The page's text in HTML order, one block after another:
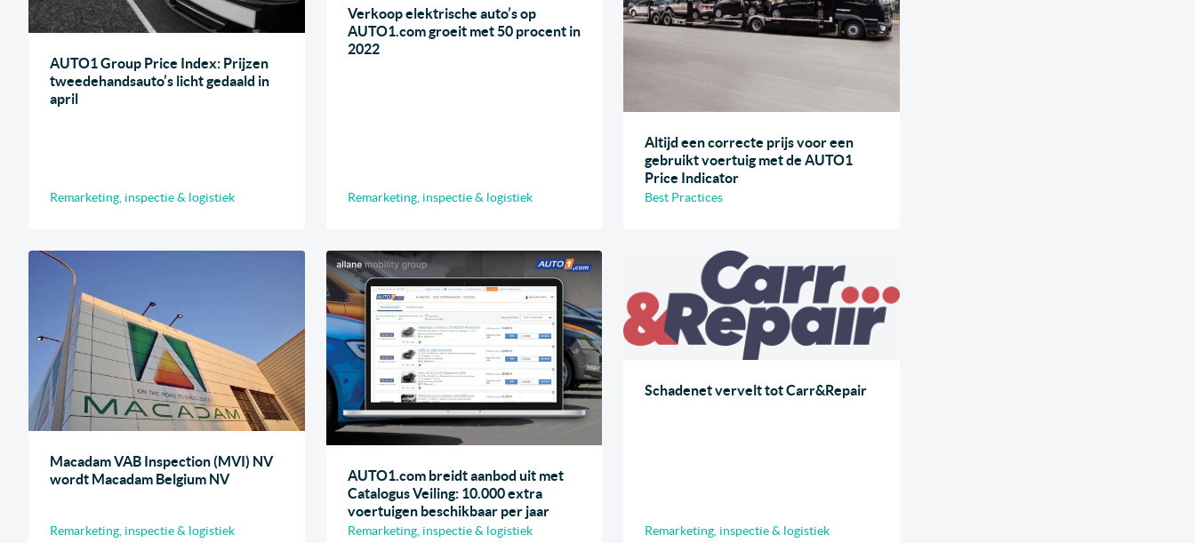
AUTO1 Group Price Index: Prijzen
tweedehandsauto’s licht gedaald in
april
Remarketing, inspectie & logistiek
Verkoop elektrische auto’s op
AUTO1.com groeit met 50 procent in
2022
Remarketing, inspectie & logistiek
Altijd een correcte prijs voor een
gebruikt voertuig met de AUTO1
Price Indicator
Best Practices
Macadam VAB Inspection (MVI) NV
wordt Macadam Belgium NV
Remarketing, inspectie & logistiek
AUTO1.com breidt aanbod uit met
Catalogus Veiling: 10.000 extra
voertuigen beschikbaar per jaar
Remarketing, inspectie & logistiek
Schadenet vervelt tot Carr&Repair
Remarketing, inspectie & logistiek